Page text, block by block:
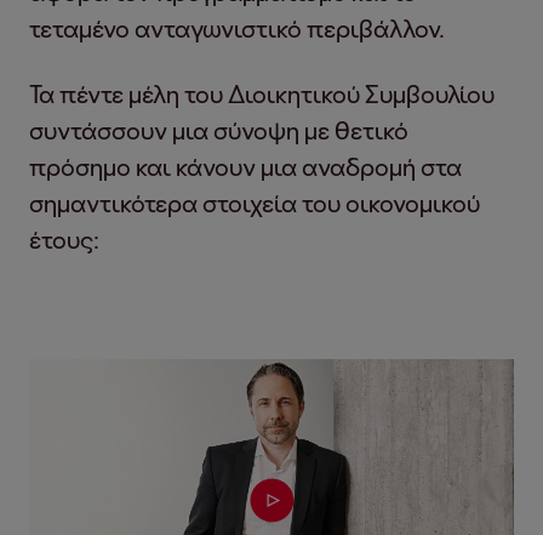
τεταμένο ανταγωνιστικό περιβάλλον.
Τα πέντε μέλη του Διοικητικού Συμβουλίου
συντάσσουν μια σύνοψη με θετικό
πρόσημο και κάνουν μια αναδρομή στα
σημαντικότερα στοιχεία του οικονομικού
έτους: